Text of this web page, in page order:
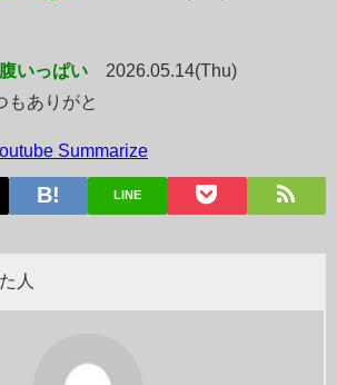
いっぱい
2026.05.14(Thu)
もありがと
Summarize
LINE
人